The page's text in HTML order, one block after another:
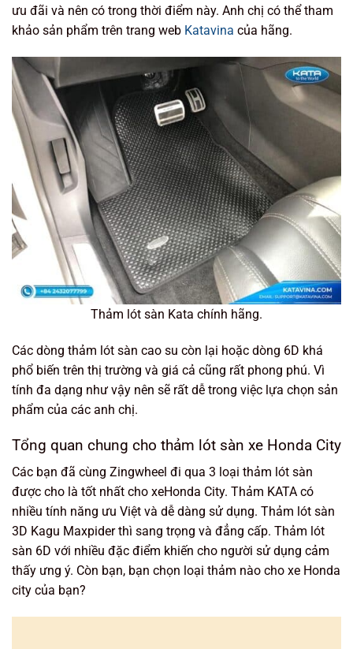
ưu đãi và nên có trong thời điểm này. Anh chị có thể tham
khảo sản phẩm trên trang web Katavina của hãng.
Thảm lót sàn Kata chính hãng.
Các dòng thảm lót sàn cao su còn lại hoặc dòng 6D khá
phổ biến trên thị trường và giá cả cũng rất phong phú. Vì
tính đa dạng như vậy nên sẽ rất dễ trong việc lựa chọn sản
phẩm của các anh chị.
Tổng quan chung cho thảm lót sàn xe Honda City
Các bạn đã cùng Zingwheel đi qua 3 loại thảm lót sàn
được cho là tốt nhất cho xeHonda City. Thảm KATA có
nhiều tính năng ưu Việt và dễ dàng sử dụng. Thảm lót sàn
3D Kagu Maxpider thì sang trọng và đẳng cấp. Thảm lót
sàn 6D với nhiều đặc điểm khiến cho người sử dụng cảm
thấy ưng ý. Còn bạn, bạn chọn loại thảm nào cho xe Honda
city của bạn?